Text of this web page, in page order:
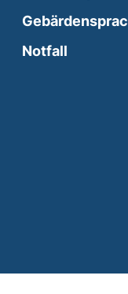
new window)
Notfall